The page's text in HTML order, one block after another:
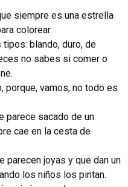
siempre es una estrella
colorear.
blando, duro, de
no sabes si comer o
porque, vamos, no todo es
parece sacado de un
cae en la cesta de
parecen joyas y que dan un
los niños los pintan.